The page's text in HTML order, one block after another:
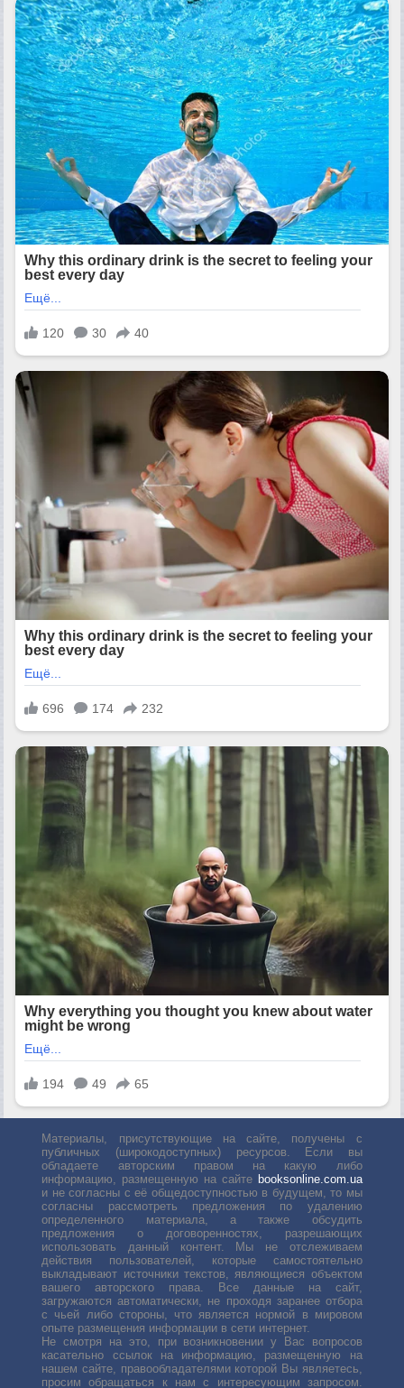
Материалы, присутствующие на сайте, получены с
публичных (широкодоступных) ресурсов. Если вы
обладаете авторским правом на какую либо
информацию, размещенную на сайте booksonline.com.ua
и не согласны с её общедоступностью в будущем, то мы
согласны рассмотреть предложения по удалению
определенного материала, а также обсудить
предложения о договоренностях, разрешающих
использовать данный контент. Мы не отслеживаем
действия пользователей, которые самостоятельно
выкладывают источники текстов, являющиеся объектом
вашего авторского права. Все данные на сайт,
загружаются автоматически, не проходя заранее отбора
с чьей либо стороны, что является нормой в мировом
опыте размещения информации в сети интернет.
Не смотря на это, при возникновении у Вас вопросов
касательно ссылок на информацию, размещенную на
нашем сайте, правообладателями которой Вы являетесь,
просим обращаться к нам с интересующим запросом.